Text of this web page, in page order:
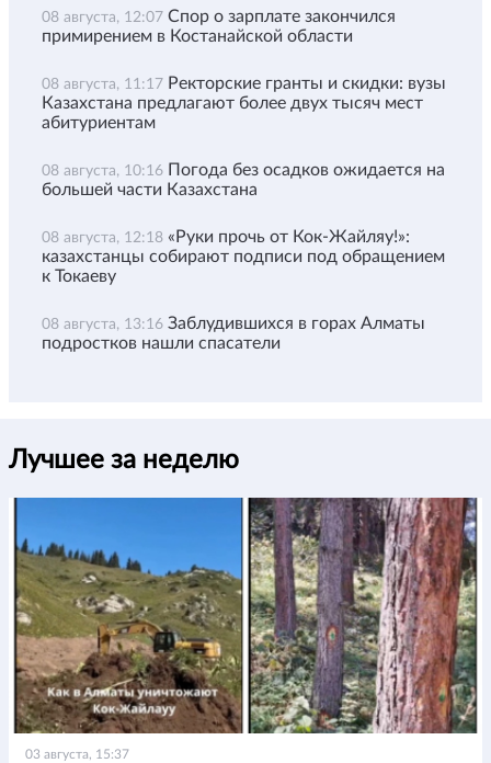
08 августа, 12:07 Спор о зарплате закончился
примирением в Костанайской области
08 августа, 11:17 Ректорские гранты и скидки: вузы
Казахстана предлагают более двух тысяч мест
абитуриентам
08 августа, 10:16 Погода без осадков ожидается на
большей части Казахстана
08 августа, 12:18 «Руки прочь от Кок-Жайляу!»:
казахстанцы собирают подписи под обращением
к Токаеву
08 августа, 13:16 Заблудившихся в горах Алматы
подростков нашли спасатели
Лучшее за неделю
03 августа, 15:37